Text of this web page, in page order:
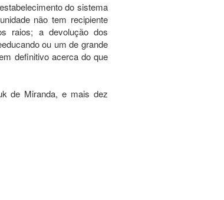
do sistema
não tem recipiente
raios; a devolução dos
ou um de grande
definitivo acerca do que
de Miranda, e mais dez